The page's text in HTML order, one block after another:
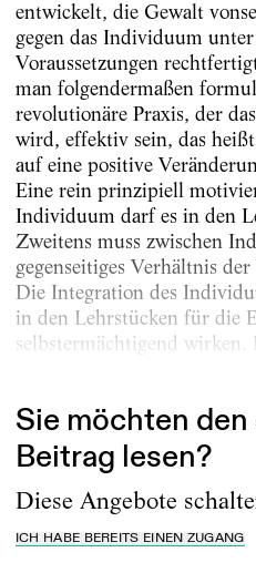
entwickelt, die Gewalt
gegen das Individuum
Voraussetzungen
man folgendermaßen
revolutionäre Praxis, der
wird, effektiv sein, das
auf eine positive
Eine rein prinzipiell
Individuum darf es in den
Zweitens muss zwischen
gegenseitiges Verhältnis
Die Integration des
in den Lehrstücken für die
selbstermächtigend wirken.
Sie möchten
Beitrag lesen?
Diese Angebote
ICH HABE BEREITS EINEN ZUGANG